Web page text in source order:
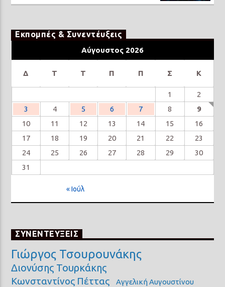
Εκπομπές & Συνεντέυξεις
Αύγουστος 2026
Δ Τ Τ Π Π Σ Κ
1
2
3
4 5 6 7 8
9
10
11 12 13 14 15
16
17
18 19 20 21 22
23
24
25 26 27 28 29
30
31
« Ιούλ
ΣΥΝΕΝΤΕΥΞΕΙΣ
Γιώργος Τσουρουνάκης
Διονύσης Τουρκάκης
Κωνσταντίνος Πέττας
Αγγελική Αυγουστίνου